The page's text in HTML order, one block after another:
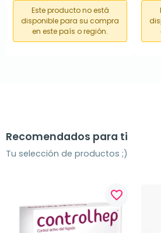
Este producto no está
disponible para su compra
en este país o región.
Recomendados para ti
Tu selección de productos ;)
favorite_border